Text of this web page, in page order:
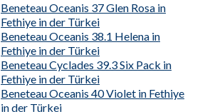
Beneteau Oceanis 37 Glen Rosa in
Fethiye in der Türkei
Beneteau Oceanis 38.1 Helena in
Fethiye in der Türkei
Beneteau Cyclades 39.3 Six Pack in
Fethiye in der Türkei
Beneteau Oceanis 40 Violet in Fethiye
in der Türkei